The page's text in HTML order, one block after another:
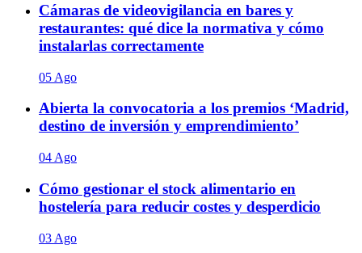
Cámaras de videovigilancia en bares y
restaurantes: qué dice la normativa y cómo
instalarlas correctamente
05 Ago
Abierta la convocatoria a los premios ‘Madrid,
destino de inversión y emprendimiento’
04 Ago
Cómo gestionar el stock alimentario en
hostelería para reducir costes y desperdicio
03 Ago